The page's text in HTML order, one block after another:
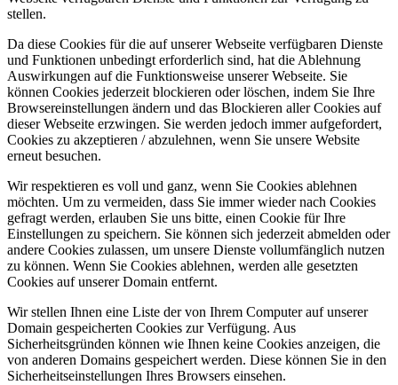
stellen.
Da diese Cookies für die auf unserer Webseite verfügbaren Dienste
und Funktionen unbedingt erforderlich sind, hat die Ablehnung
Auswirkungen auf die Funktionsweise unserer Webseite. Sie
können Cookies jederzeit blockieren oder löschen, indem Sie Ihre
Browsereinstellungen ändern und das Blockieren aller Cookies auf
dieser Webseite erzwingen. Sie werden jedoch immer aufgefordert,
Cookies zu akzeptieren / abzulehnen, wenn Sie unsere Website
erneut besuchen.
Wir respektieren es voll und ganz, wenn Sie Cookies ablehnen
möchten. Um zu vermeiden, dass Sie immer wieder nach Cookies
gefragt werden, erlauben Sie uns bitte, einen Cookie für Ihre
Einstellungen zu speichern. Sie können sich jederzeit abmelden oder
andere Cookies zulassen, um unsere Dienste vollumfänglich nutzen
zu können. Wenn Sie Cookies ablehnen, werden alle gesetzten
Cookies auf unserer Domain entfernt.
Wir stellen Ihnen eine Liste der von Ihrem Computer auf unserer
Domain gespeicherten Cookies zur Verfügung. Aus
Sicherheitsgründen können wie Ihnen keine Cookies anzeigen, die
von anderen Domains gespeichert werden. Diese können Sie in den
Sicherheitseinstellungen Ihres Browsers einsehen.